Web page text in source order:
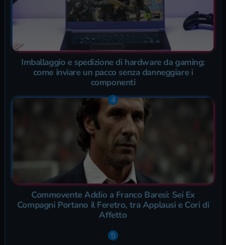
Imballaggio e spedizione di hardware da gaming:
come inviare un pacco senza danneggiare i
componenti
Commovente Addio a Franco Baresi: Sei Ex
Compagni Portano il Feretro, tra Applausi e Cori di
Affetto